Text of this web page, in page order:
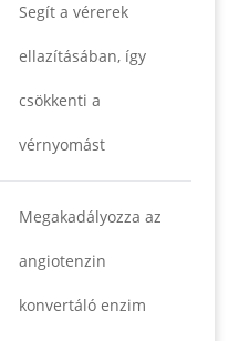
Segít a vérerek
ellazításában, így
csökkenti a
vérnyomást
Megakadályozza az
angiotenzin
konvertáló enzim